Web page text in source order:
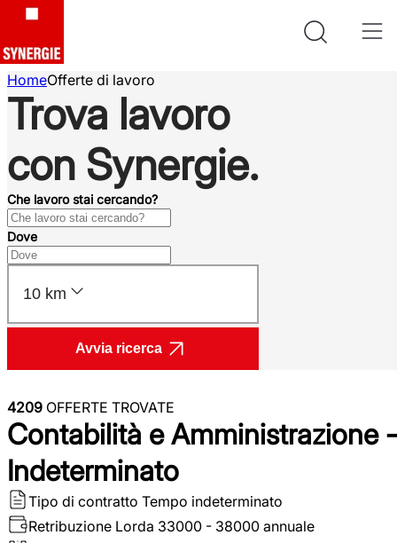
HomeOfferte di lavoro
Trova lavoro
con Synergie.
Che lavoro stai cercando?
Dove
10 km
Avvia ricerca
4209 OFFERTE TROVATE
Contabilità e Amministrazione -
Indeterminato
Tipo di contratto Tempo indeterminato
Retribuzione Lorda 33000 - 38000 annuale